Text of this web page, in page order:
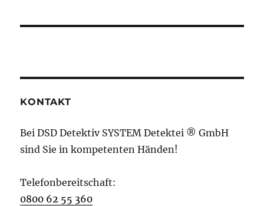
KONTAKT
Bei DSD Detektiv SYSTEM Detektei ® GmbH
sind Sie in kompetenten Händen!
Telefonbereitschaft:
0800 62 55 360